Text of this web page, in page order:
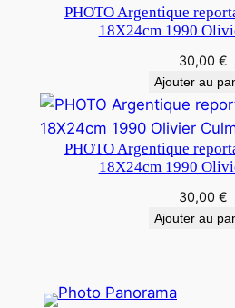
PHOTO Argentique
18X24cm 1990
30,00 €
Ajouter au
PHOTO Argentique
18X24cm 1990
30,00 €
Ajouter au